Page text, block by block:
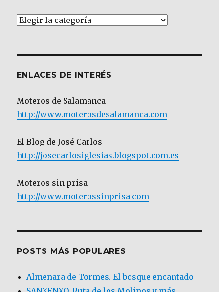
Artículos
ENLACES DE INTERÉS
Moteros de Salamanca
http://www.moterosdesalamanca.com
El Blog de José Carlos
http://josecarlosiglesias.blogspot.com.es
Moteros sin prisa
http://www.moterossinprisa.com
POSTS MÁS POPULARES
Almenara de Tormes. El bosque encantado